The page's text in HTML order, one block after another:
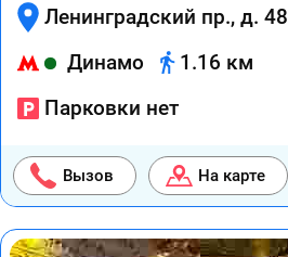
Ленинградский пр., д. 48
Динамо
1.16 км
Парковки нет
Вызов На карте